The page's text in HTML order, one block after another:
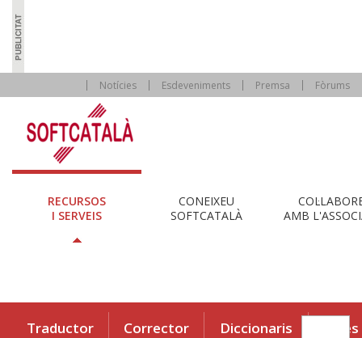
Notícies Esdeveniments Premsa Fòrums
RECURSOS
I SERVEIS
CONEIXEU
SOFTCATALÀ
AMB
Traductor Corrector Diccionaris Eines